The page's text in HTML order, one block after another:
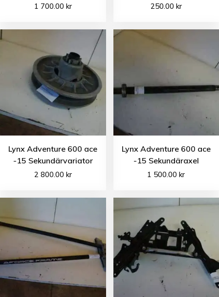
1 700.00 kr 250.00 kr
Lynx Adventure 600 ace
-15 Sekundärvariator
2 800.00 kr
Lynx Adventure 600 ace
-15 Sekundäraxel
1 500.00kr